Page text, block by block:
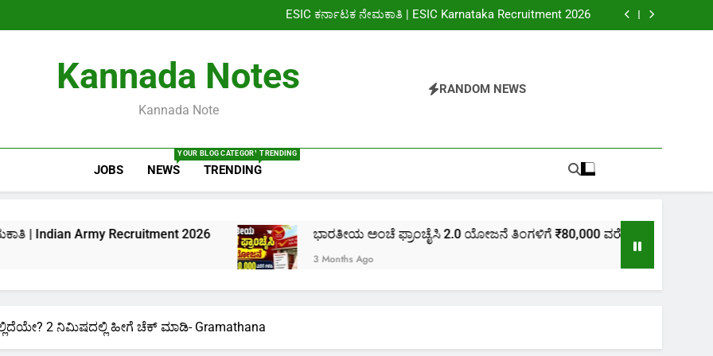
ESIC ಕರ್ನಾಟಕ ನೇಮಕಾತಿ | ESIC Karnataka Recruitment 2026
ಜಿಲ್ಲಾಧಿಕಾರಿ ಕಚೇರಿ ನೇಮಕಾತಿ | Deputy Commissioner Office Recruitment 2026
ESIC ಕರ್ನಾಟಕ ನೇಮಕಾತಿ | ESIC Karnataka Recruitment 2026
ಜಿಲ್ಲಾಧಿಕಾರಿ ಕಚೇರಿ ನೇಮಕಾತಿ | Deputy Commissioner Office Recruitment 2026
Kannada Notes
Kannada Note
RANDOM NEWS
JOBS NEWS
YOUR BLOG CATEGORY
TRENDING
TRENDING
2026 ಭಾರತೀಯ ಅಂಚೆ ಫ್ರಾಂಚೈಸಿ 2.0 ಯೋಜನೆ ತಿಂಗಳಿಗೆ ₹80,000 ವರೆಗೆ ಗಳಿಸಿ -India Post Franchise
3 Months Ago
2 ನಿಮಿಷದಲ್ಲಿ ಹೀಗೆ ಚೆಕ್ ಮಾಡಿ- Gramathana